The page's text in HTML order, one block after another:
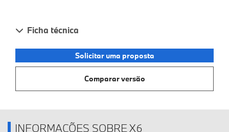
Ficha técnica
Solicitar uma proposta
Comparar versão
INFORMAÇÕES SOBRE X6